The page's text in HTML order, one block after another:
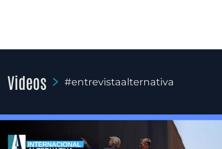
Videos #entrevistaalternativa